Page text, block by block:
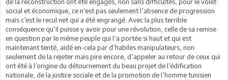
social et économique, ce n’est pas seulement l’absence de progression
mais c’est le recul net qui a été engrangé. Avec la plus terrible
conséquence qu’il puisse y avoir pour une révolution, celle de sa remise
en question par le même peuple qui l’a portée si haut et qui est
maintenant tenté, aidé en-cela par d’habiles manipulateurs, non
seulement de la rejeter mais pire encore, d’appeler au retour de ceux qui
ont été à l’origine du détournement du beau projet de l’édification
nationale, de la justice sociale et de la promotion de l’homme tunisien